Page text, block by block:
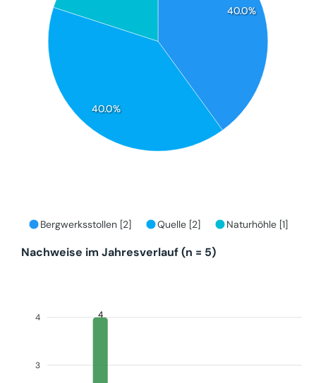
40.0%
40.0%
Bergwerksstollen [2] Quelle [2] Naturhöhle [1]
Nachweise im Jahresverlauf (n = 5)
4
3
4